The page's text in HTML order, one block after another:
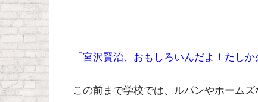
「宮沢賢治、おもしろいんだよ！たし
この前まで学校では、ルパンやホーム